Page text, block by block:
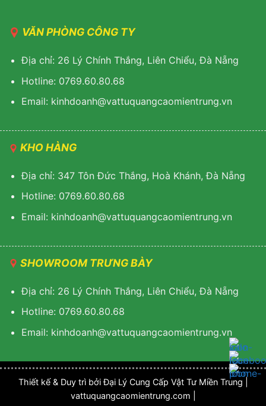
VĂN PHÒNG CÔNG TY
Địa chỉ: 26 Lý Chính Thắng, Liên Chiểu, Đà Nẵng
Hotline: 0769.60.80.68
Email: kinhdoanh@vattuquangcaomientrung.vn
KHO HÀNG
Địa chỉ: 347 Tôn Đức Thắng, Hoà Khánh, Đà Nẵng
Hotline: 0769.60.80.68
Email: kinhdoanh@vattuquangcaomientrung.vn
SHOWROOM TRƯNG BÀY
Địa chỉ: 26 Lý Chính Thắng, Liên Chiểu, Đà Nẵng
Hotline: 0769.60.80.68
Email: kinhdoanh@vattuquangcaomientrung.vn
Thiết kế & Duy trì bởi Đại Lý Cung Cấp Vật Tư Miền Trung |
vattuquangcaomientrung.com |